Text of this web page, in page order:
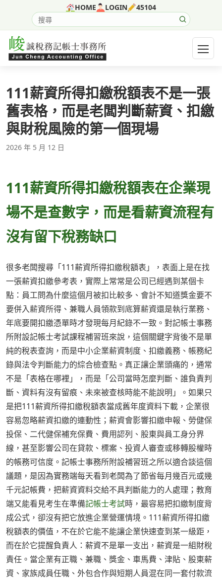
HOME LOGIN 45104
搜尋網站內容
開啟
111薪資所得扣繳稅額表不是一張
舊表格，而是老闆判斷薪資、扣繳
與財稅風險的第一個現場
2026 年 5 月 12 日
111薪資所得扣繳稅額表在企業現
場不是查數字，而是看薪資流程有
沒有留下稅務缺口
很多老闆搜尋「111薪資所得扣繳稅額表」，表面上是在找
一張薪資扣繳參考表，實際上常常是公司已經遇到某個卡
點：員工問為什麼這個月被扣比較多、會計不知道獎金要不
要併入薪資所得、兼職人員領款到底算薪資還是執行業務、
年底要開扣繳憑單時才發現每月紀錄不一致。對記帳士事務
所附設記帳士考試課程補習班來說，這個關鍵字背後不是單
純的稅表查詢，而是中小企業薪資制度、扣繳義務、帳務紀
錄與法令判斷能力的綜合檢查點。真正讓企業頭痛的，通常
不是「表格在哪裡」，而是「公司當時怎麼判斷、誰負責判
斷、資料有沒有留痕、未來被查核時能不能說明」。如果只
是把111薪資所得扣繳稅額表當成舊年度資料下載，企業很
容易忽略薪資扣繳的連動性；薪資會影響扣繳申報、勞健保
投保、二代健保補充保費、費用認列、股東與員工身分界
線，甚至影響公司在貸款、標案、投資人審查或移轉股權時
的帳務可信度。記帳士事務所附設補習班之所以適合談這個
議題，是因為實務端每天看到老闆為了節省每月幾百元或幾
千元記帳費，把薪資資料交給不具判斷能力的人處理；教育
端又能看見考生在準備記帳士考試時，最容易把扣繳制度背
成公式，卻沒有把它放進企業營運情境。111薪資所得扣繳
稅額表的價值，不在於它能不能讓企業快速查到某一級距，
而在於它提醒負責人：薪資不是單一支出，薪資是一組財稅
責任。當企業有正職、兼職、獎金、車馬費、津貼、股東薪
資、家族成員任職、外包合作與短期人員混在同一套付款流